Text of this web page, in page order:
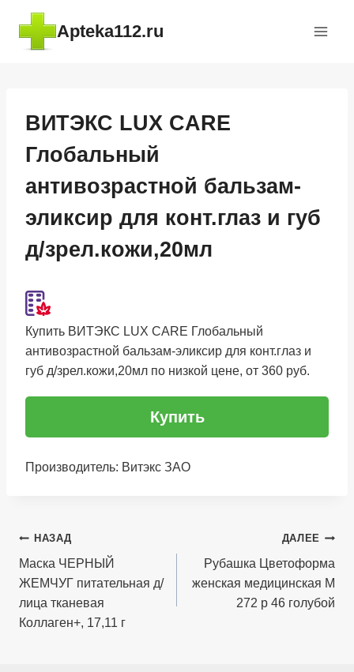
Перейти
содержимому
Apteka112.ru
ВИТЭКС LUX CARE
Глобальный
антивозрастной бальзам-
эликсир для конт.глаз и губ
д/зрел.кожи,20мл
Купить ВИТЭКС LUX CARE Глобальный
антивозрастной бальзам-эликсир для конт.глаз и
губ д/зрел.кожи,20мл по низкой цене, от 360 руб.
Купить
Производитель: Витэкс ЗАО
Навигация
по
записям
НАЗАД
Маска ЧЕРНЫЙ
ЖЕМЧУГ питательная д/
лица тканевая
Коллаген+, 17,11 г
ДАЛЕЕ
Рубашка Цветоформа
женская медицинская М
272 р 46 голубой